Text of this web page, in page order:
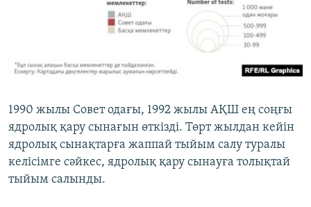
1990 жылы Совет одағы, 1992 жылы АҚШ ең соңғы
ядролық қару сынағын өткізді. Төрт жылдан кейін
ядролық сынақтарға жаппай тыйым салу туралы
келісімге сәйкес, ядролық қару сынауға толықтай
тыйым салынды.